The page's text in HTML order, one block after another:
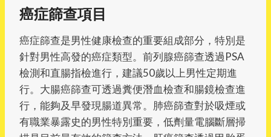
癌症篩查項目
癌症篩查是男性健康檢查的重要組成部分，特別是
針對男性高發的癌症類型。前列腺癌篩查透過PSA
檢測和直腸指檢進行，建議50歲以上男性定期進
行。大腸癌篩查可透過糞便潛血檢查和腸鏡檢查進
行，能夠及早發現腸道異常。肺癌篩查對於吸煙或
有職業暴露史的男性特別重要，低劑量電腦斷層掃